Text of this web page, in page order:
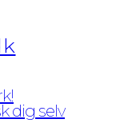
dig selv